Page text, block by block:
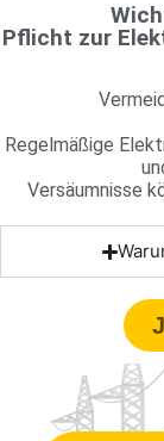
Pflicht zur
Regelmäßige
Versäumnisse